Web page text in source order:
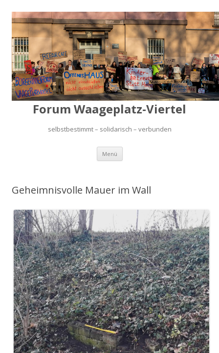
Forum Waageplatz-Viertel
selbstbestimmt – solidarisch – verbunden
Menü Springe
Inhalt
Geheimnisvolle Mauer im Wall